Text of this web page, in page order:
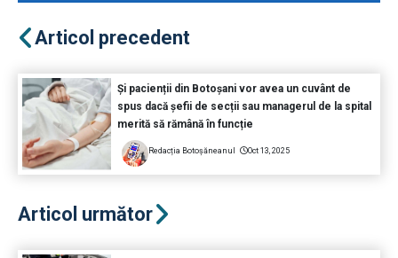
Articol precedent
Și pacienții din Botoșani vor avea un cuvânt de
spus dacă șefii de secții sau managerul de la spital
merită să rămână în funcție
Redacția Botoșăneanul Oct 13, 2025
Articol următor